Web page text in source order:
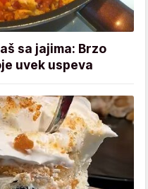
sa jajima: Brzo
uvek uspeva